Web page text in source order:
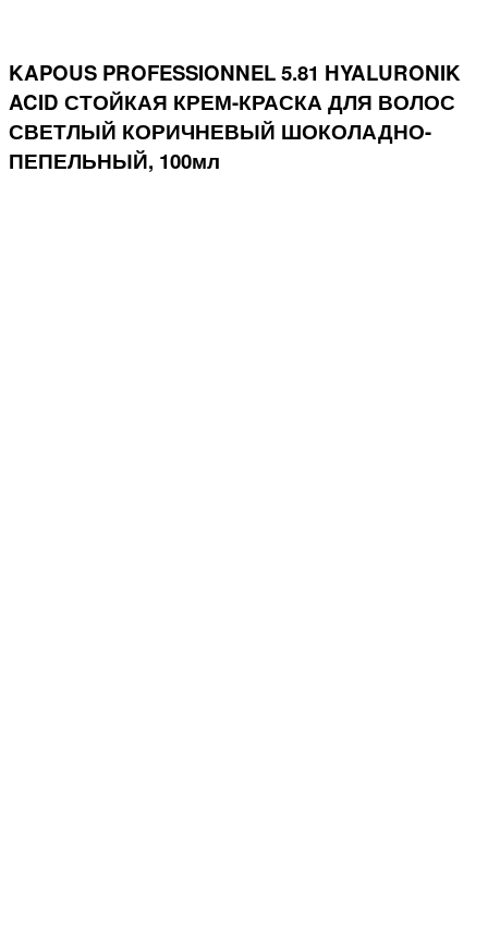
KAPOUS PROFESSIONNEL 5.81 HYALURONIK
ACID СТОЙКАЯ КРЕМ-КРАСКА ДЛЯ ВОЛОС
СВЕТЛЫЙ КОРИЧНЕВЫЙ ШОКОЛАДНО-
ПЕПЕЛЬНЫЙ, 100мл